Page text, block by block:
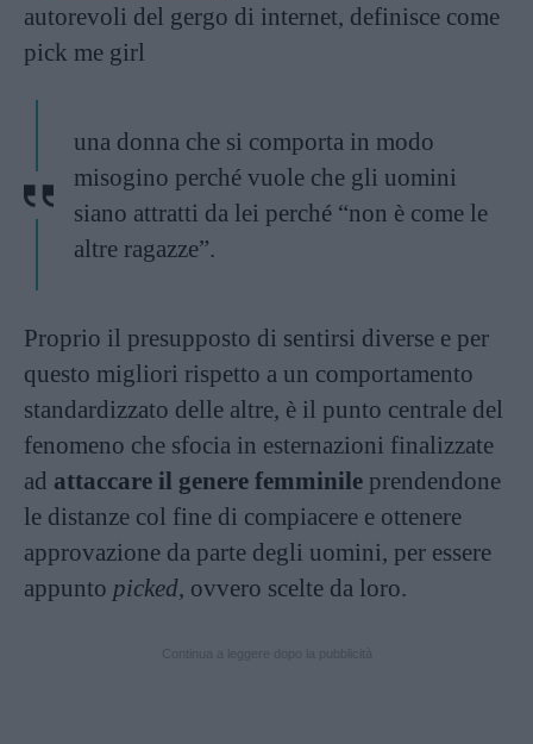
autorevoli del gergo di internet, definisce come
pick me girl
una donna che si comporta in modo
misogino perché vuole che gli uomini
siano attratti da lei perché “non è come le
altre ragazze”.
Proprio il presupposto di sentirsi diverse e per
questo migliori rispetto a un comportamento
standardizzato delle altre, è il punto centrale del
fenomeno che sfocia in esternazioni finalizzate
ad attaccare il genere femminile prendendone
le distanze col fine di compiacere e ottenere
approvazione da parte degli uomini, per essere
appunto picked, ovvero scelte da loro.